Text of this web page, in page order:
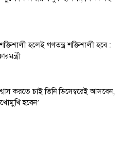
হলেই গণতন্ত্র শক্তিশালী হবে :
করতে চাই তিনি ডিসেম্বরেই আসবেন,
হবেন’